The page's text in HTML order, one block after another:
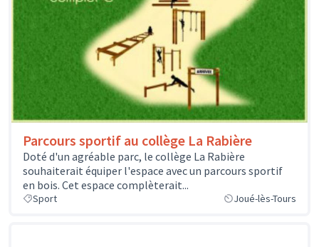
Parcours sportif au collège La Rabière
Doté d'un agréable parc, le collège La Rabière
souhaiterait équiper l'espace avec un parcours sportif
en bois. Cet espace complèterait...
Sport Joué-lès-Tours